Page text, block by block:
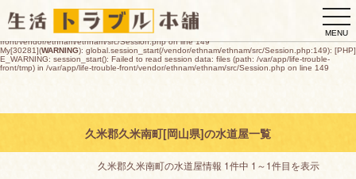
E_WARNING: session_start(): open(/var/app/life-trouble-
front/tmp/sess_b4ebac89060e5b1b10cdd8a68d62cbfce6c26672d1911f971769e0b66aeed124,
O_RDWR) failed: デバイスに空き領域がありません (28) in /var/app/life-trouble-
front/vendor/ethnam/ethnam/src/Session.php on line 149
My[30281](WARNING): global.session_start(/vendor/ethnam/ethnam/src/Session.php:149): [PHP]
E_WARNING: session_start(): Failed to read session data: files (path: /var/app/life-trouble-
front/tmp) in /var/app/life-trouble-front/vendor/ethnam/ethnam/src/Session.php on line 149
MENU
久米郡久米南町[岡山県]の水道屋一覧
久米郡久米南町の水道屋情報 1件中 1～1件目を表示